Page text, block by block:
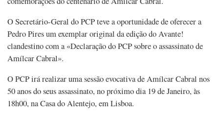
O Secretário-Geral do PCP teve a oportunidade de oferecer a
Pedro Pires um exemplar original da edição do Avante!
clandestino com a «Declaração do PCP sobre o assassinato de
Amílcar Cabral».
O PCP irá realizar uma sessão evocativa de Amílcar Cabral nos
50 anos do seus assassinato, no próximo dia 19 de Janeiro, às
18h00, na Casa do Alentejo, em Lisboa.